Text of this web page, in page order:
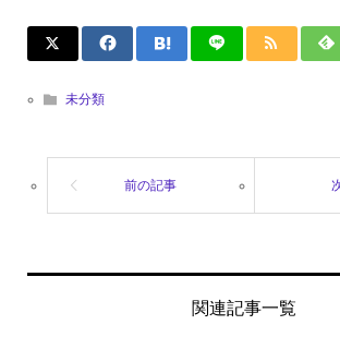
未分類
関連記事一覧